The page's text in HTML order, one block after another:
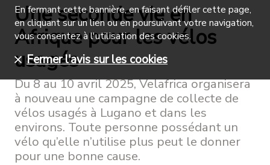
Une seconde vie en
Afrique pour les vélos
usagés
Du 8 au 10 avril 2025, Velafrica organisera
à nouveau une campagne de collecte de
vélos usagés à Lugano et dans les
environs. Toute personne possédant un
vélo qu’elle n’utilise plus peut le donner
pour une bonne cause.
En fermant cette bannière, en faisant défiler cette page,
en cliquant sur un lien ou en poursuivant votre navigation,
vous consentez à l'utilisation des cookies.
Fermer l'avis sur les cookies